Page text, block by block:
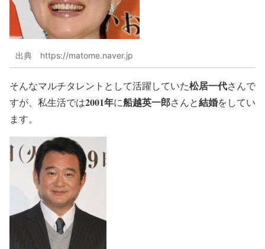
出典 https://matome.naver.jp
そんなマルチタレントとして活躍していた松居一代さんで
すが、私生活では2001年に船越英一郎さんと結婚をしてい
ます。